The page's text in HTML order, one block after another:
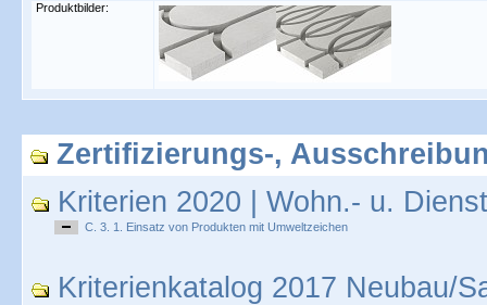
Produktbilder:
Zertifizierungs-,
Kriterien 2020 | Wohn.- u.
C. 3. 1. Einsatz von Produkten mit Umweltzeichen
Kriterienkatalog 2017 Neubau/